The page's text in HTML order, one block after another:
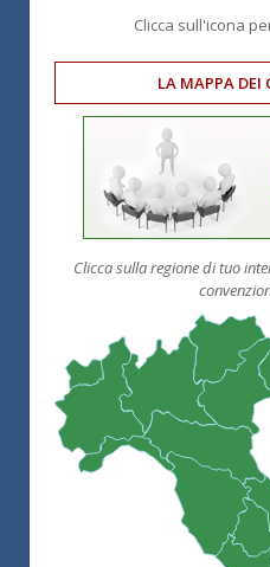
Clicca sull'icona
LA MAPPA DEI
Clicca sulla regione di tuo